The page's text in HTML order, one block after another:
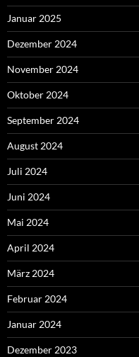
Januar 2025
Dezember 2024
November 2024
Oktober 2024
September 2024
August 2024
Juli 2024
Juni 2024
Mai 2024
April 2024
März 2024
Februar 2024
Januar 2024
Dezember 2023